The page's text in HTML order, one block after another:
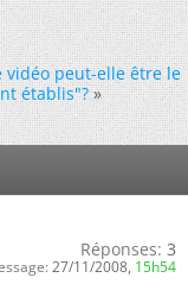
vidéo peut-elle être le
établis"? »
Réponses: 3
27/11/2008, 15h54